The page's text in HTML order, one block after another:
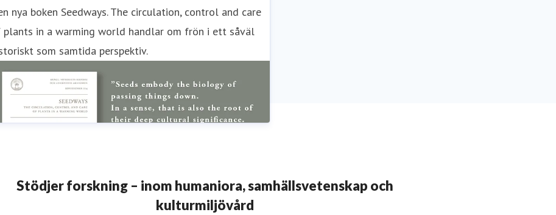
nya boken Seedways. The circulation, control and care
in a warming world handlar om frön i ett såväl
som samtida perspektiv.
Stödjer forskning – inom humaniora, samhällsvetenskap och
kulturmiljövård